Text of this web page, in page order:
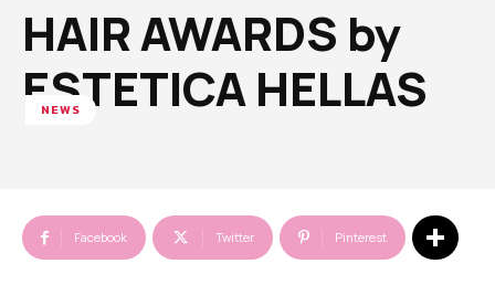
ΗΑΙR AWARDS by
ESTETICA HELLAS
NEWS
Facebook Twitter Pinterest